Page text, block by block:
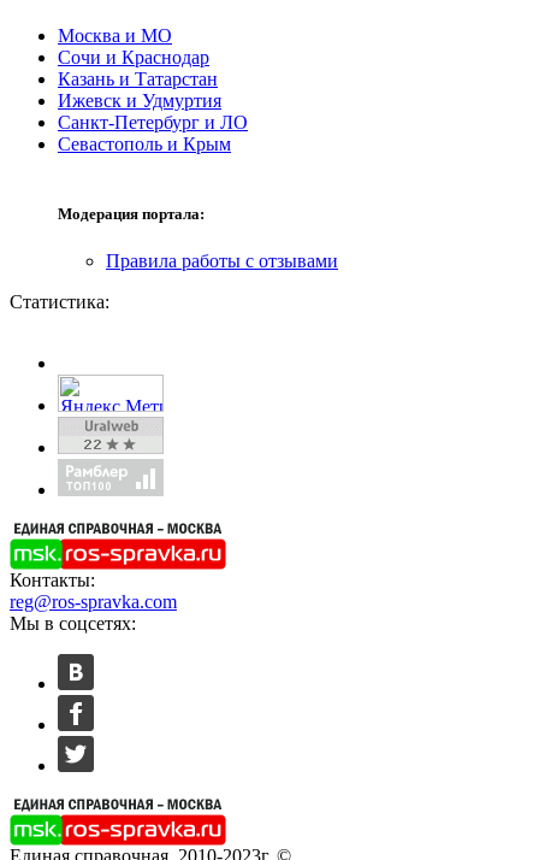
Москва и МО
Сочи и Краснодар
Казань и Татарстан
Ижевск и Удмуртия
Санкт-Петербург и ЛО
Севастополь и Крым
Модерация портала:
Правила работы с отзывами
Статистика:
Контакты:
reg@ros-spravka.com
Мы в соцсетях:
Единая справочная, 2010-2023г. ©